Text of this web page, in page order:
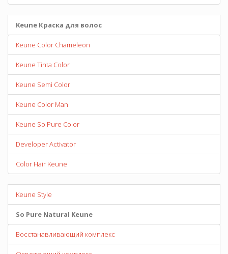
Keune Краска для волос
Keune Color Chameleon
Keune Tinta Color
Keune Semi Color
Keune Color Man
Keune So Pure Color
Developer Activator
Color Hair Keune
Keune Style
So Pure Natural Keune
Восстанавливающий комплекс